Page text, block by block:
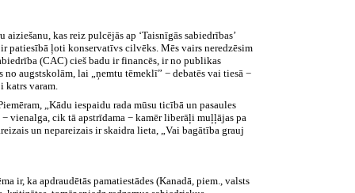
kas reiz pulcējās ap ‘Taisnīgās sabiedrības’
patiesībā ļoti konservatīvs cilvēks. Mēs vairs neredzēsim
(CAC) cieš badu ir financēs, ir no publikas
augstskolām, lai „ņemtu tēmeklī” − debatēs vai tiesā −
katrs varam.
„Kādu iespaidu rada mūsu ticībā un pasaules
vienalga, cik tā apstrīdama − kamēr liberāļi muļļājas pa
un nepareizais ir skaidra lieta, „Vai bagātība grauj
ir, ka apdraudētās pamatiestādes (Kanadā, piem., valsts